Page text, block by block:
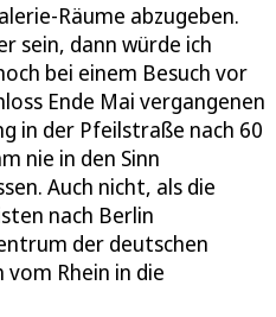
Räume abzugeben.
sein, dann würde ich
bei einem Besuch vor
Ende Mai vergangenen
in der Pfeilstraße nach 60
nie in den Sinn
Auch nicht, als die
nach Berlin
der deutschen
vom Rhein in die